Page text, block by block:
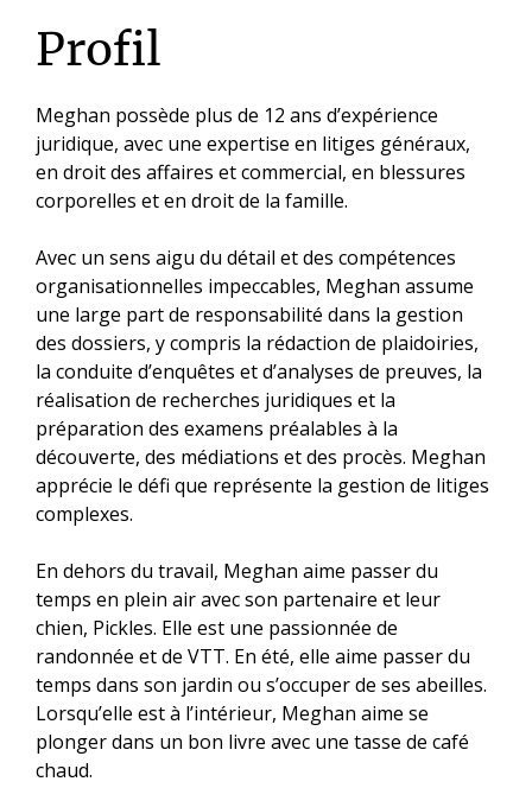
Profil
Meghan possède plus de 12 ans d’expérience
juridique, avec une expertise en litiges généraux,
en droit des affaires et commercial, en blessures
corporelles et en droit de la famille.
Avec un sens aigu du détail et des compétences
organisationnelles impeccables, Meghan assume
une large part de responsabilité dans la gestion
des dossiers, y compris la rédaction de plaidoiries,
la conduite d’enquêtes et d’analyses de preuves, la
réalisation de recherches juridiques et la
préparation des examens préalables à la
découverte, des médiations et des procès. Meghan
apprécie le défi que représente la gestion de litiges
complexes.
En dehors du travail, Meghan aime passer du
temps en plein air avec son partenaire et leur
chien, Pickles. Elle est une passionnée de
randonnée et de VTT. En été, elle aime passer du
temps dans son jardin ou s’occuper de ses abeilles.
Lorsqu’elle est à l’intérieur, Meghan aime se
plonger dans un bon livre avec une tasse de café
chaud.